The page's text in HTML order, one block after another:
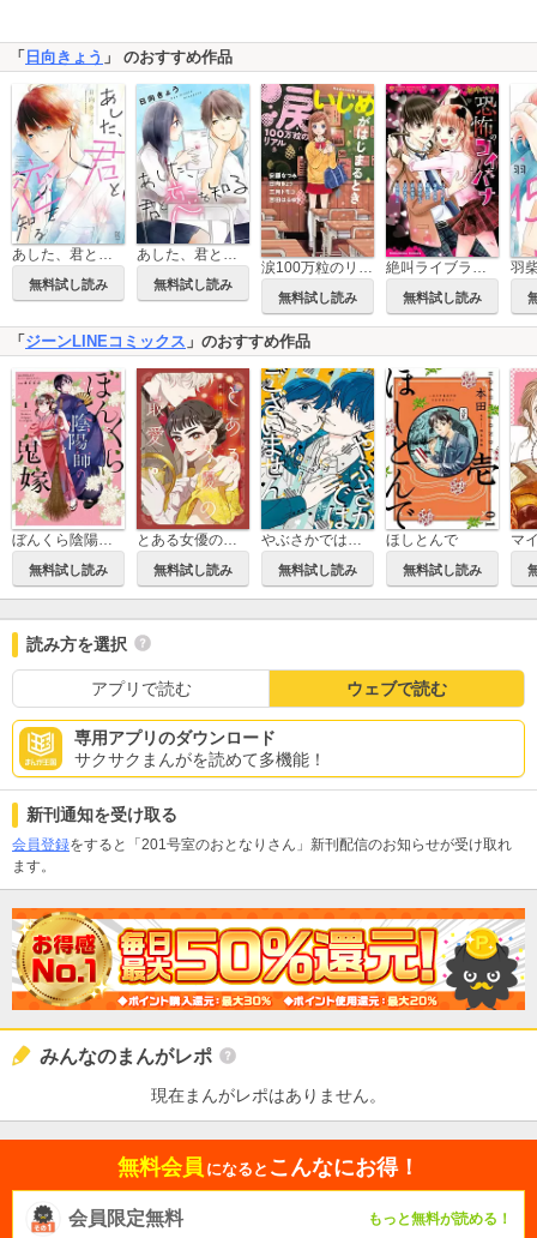
「日向きょう 」 のおすすめ作品
あした、君と恋を知る
無料試し読み
あした、君と恋を知る【単話】
無料試し読み
涙100万粒のリアル いじめがはじまるとき
無料試し読み
絶叫ライブラリー 恐怖のコイバナ
無料試し読み
「 ジーンLINEコミックス 」のおすすめ作品
無料試し読み 無料試し読み 無料試し読み
ほしとんで
無料試し読み
マ
読み方を選択
アプリで読む ウェブで読む
専用アプリのダウンロード
サクサクまんがを読めて多機能！
新刊通知を受け取る
会員登録をすると「201号室のおとなりさん」新刊配信のお知らせが受け取れ
ます。
みんなのまんがレポ
現在まんがレポはありません。
無料会員 になると こんなにお得！
会員限定無料 もっと無料が読める！